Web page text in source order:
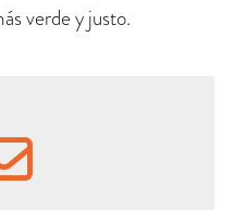
verde y justo.